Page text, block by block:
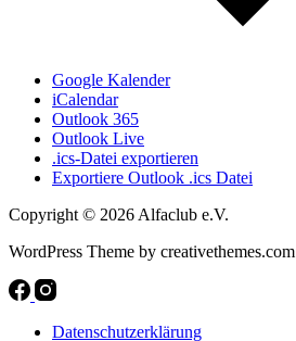
Google Kalender
iCalendar
Outlook 365
Outlook Live
.ics-Datei exportieren
Exportiere Outlook .ics Datei
Copyright © 2026 Alfaclub e.V.
WordPress Theme by creativethemes.com
Datenschutzerklärung